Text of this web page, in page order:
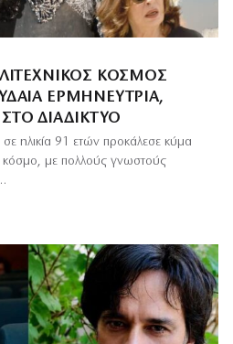
ΚΌΣΜΟΣ
ΕΡΜΗΝΕΎΤΡΙΑ,
ΔΙΑΔΊΚΤΥΟ
ηλικία 91 ετών προκάλεσε κύμα
κόσμο, με πολλούς γνωστούς